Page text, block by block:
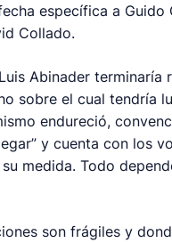
específica a
Collado.
Abinader
sobre el cual tendría
endureció,
y cuenta con los
medida. Todo
son frágiles y